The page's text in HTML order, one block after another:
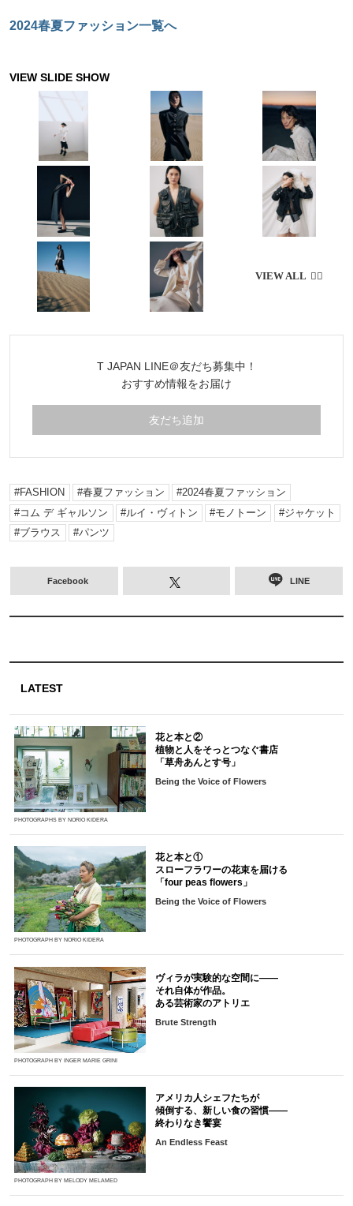
ラッキーかつ使い勝手のよいお財布を厳
介
2024春夏ファッション一覧へ
T JAPAN LINE＠友だち募集中！
おすすめ情報をお届け
友だち追加
FASHION 春夏ファッション
2024春夏ファッション
コム デ ギャルソン
ルイ・ヴィトン モノトーン
ジャケット
ブラウス
パンツ
Facebook LINE
LATEST
PHOTOGRAPHS BY NORIO KIDERA
花と本と②
植物と人をそっとつなぐ書店
「草舟あんとす号」
Being the Voice of Flowers
PHOTOGRAPH BY NORIO KIDERA
花と本と①
スローフラワーの花束を届ける
「four peas flowers」
Being the Voice of Flowers
PHOTOGRAPH BY INGER MARIE GRINI
ヴィラが実験的な空間に――
それ自体が作品。
ある芸術家のアトリエ
Brute Strength
PHOTOGRAPH BY MELODY MELAMED
アメリカ人シェフたちが
傾倒する、新しい食の習慣――
終わりなき饗宴
An Endless Feast